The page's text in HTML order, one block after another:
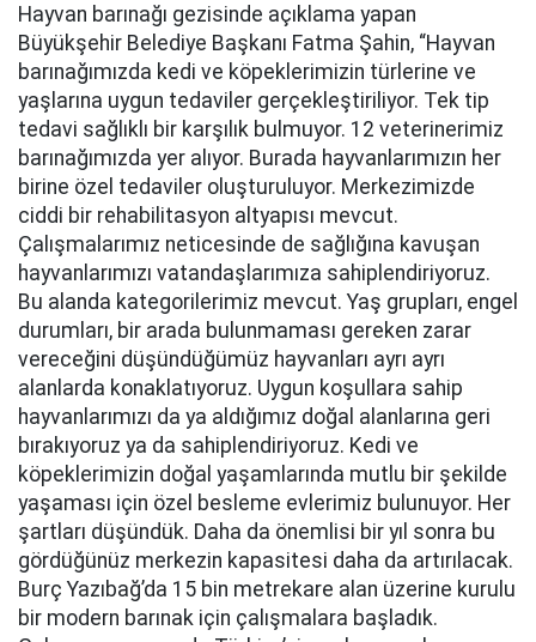
Hayvan barınağı gezisinde açıklama yapan
Büyükşehir Belediye Başkanı Fatma Şahin, “Hayvan
barınağımızda kedi ve köpeklerimizin türlerine ve
yaşlarına uygun tedaviler gerçekleştiriliyor. Tek tip
tedavi sağlıklı bir karşılık bulmuyor. 12 veterinerimiz
barınağımızda yer alıyor. Burada hayvanlarımızın her
birine özel tedaviler oluşturuluyor. Merkezimizde
ciddi bir rehabilitasyon altyapısı mevcut.
Çalışmalarımız neticesinde de sağlığına kavuşan
hayvanlarımızı vatandaşlarımıza sahiplendiriyoruz.
Bu alanda kategorilerimiz mevcut. Yaş grupları, engel
durumları, bir arada bulunmaması gereken zarar
vereceğini düşündüğümüz hayvanları ayrı ayrı
alanlarda konaklatıyoruz. Uygun koşullara sahip
hayvanlarımızı da ya aldığımız doğal alanlarına geri
bırakıyoruz ya da sahiplendiriyoruz. Kedi ve
köpeklerimizin doğal yaşamlarında mutlu bir şekilde
yaşaması için özel besleme evlerimiz bulunuyor. Her
şartları düşündük. Daha da önemlisi bir yıl sonra bu
gördüğünüz merkezin kapasitesi daha da artırılacak.
Burç Yazıbağ’da 15 bin metrekare alan üzerine kurulu
bir modern barınak için çalışmalara başladık.